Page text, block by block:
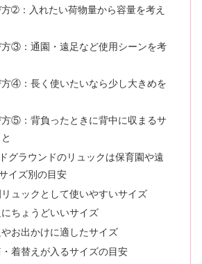
➁：入れたい荷物量から容量を考え
③：通園・遠足など使用シーンを考
④：長く使いたいなら少し大きめを
⑤：背負ったときに背中に収まるサ
グラウンドのリュックは保育園や遠
イズ別の目安
ュックとして使いやすいサイズ
ちょうどいいサイズ
お出かけに適したサイズ
着替えが入るサイズの目安